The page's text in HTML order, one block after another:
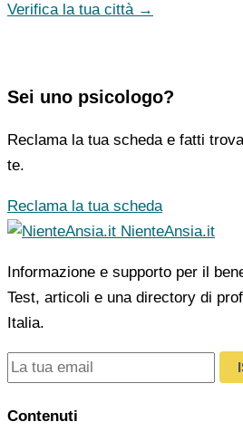
Verifica la tua città →
Sei uno psicologo?
Reclama la tua scheda e fatti
te.
Reclama la tua scheda
NienteAnsia.it
Informazione e supporto per il
Test, articoli e una directory di
Italia.
Contenuti